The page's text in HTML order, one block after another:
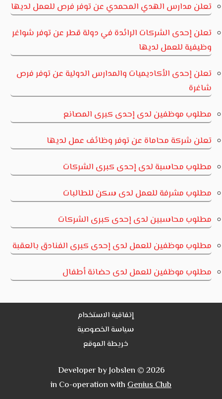
تعلن مدارس الهدي المحمدي عن توفر فرص للعمل لديها
تعلن إحدى الشركات الرائدة في دولة قطر عن توفر شواغر
وظيفية للعمل لديها
تعلن إحدى الأكاديميات والمدارس الدولية عن توفر فرص
شاغرة
مطلوب موظفين لدى إحدى كبرى المصانع
تعلن شركة محاماة عن توفر وظائف عمل لديها
مطلوب محاسبة لدى إحدى كبرى الشركات
مطلوب مشرفة للعمل لدى سكن للطالبات
مطلوب محاسبين لدى إحدى كبرى الشركات
مطلوب موظفين للعمل لدى إحدى كبرى الفنادق بالعقبة
مطلوب موظفين للعمل لدى حضانة أطفال
إتفاقية الاستخدام
سياسة الخصوصية
خريطة الموقع
Developer by Jobslen © 2026
in Co-operation withGenius Club